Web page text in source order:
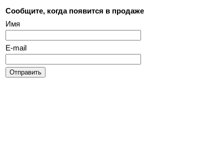
Сообщите, когда появится в продаже
Имя
E-mail